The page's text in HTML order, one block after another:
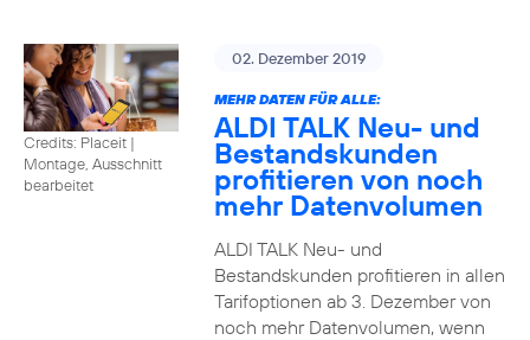
Credits: Placeit |
Montage, Ausschnitt
bearbeitet
02. Dezember 2019
MEHR DATEN FÜR ALLE:
ALDI TALK Neu- und
Bestandskunden
profitieren von noch
mehr Datenvolumen
ALDI TALK Neu- und
Bestandskunden profitieren in allen
Tarifoptionen ab 3. Dezember von
noch mehr Datenvolumen, wenn